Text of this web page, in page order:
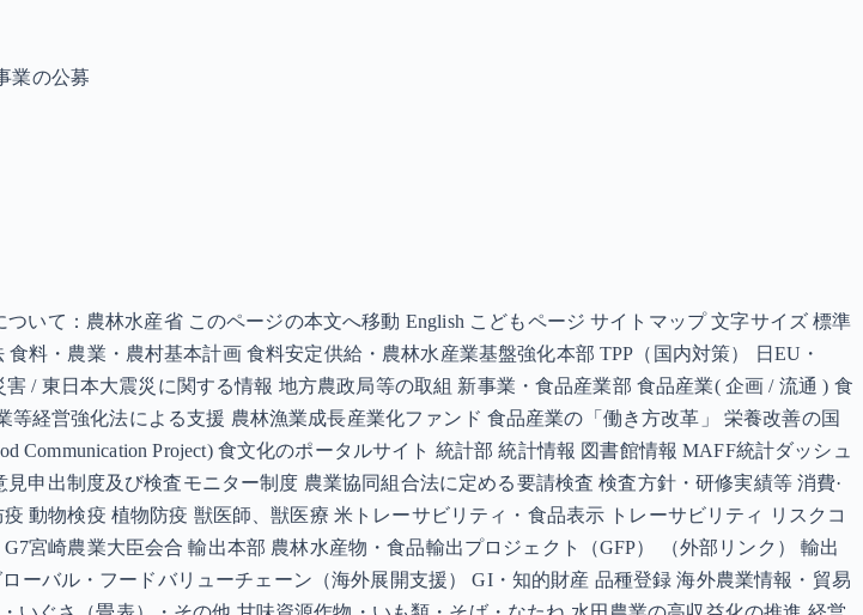
業の公募
いて：農林水産省 このページの本文へ移動 English こどもページ サイトマップ 文字サイズ 標準
料・農業・農村基本計画 食料安定供給・農林水産業基盤強化本部 TPP（国内対策） 日EU・
/ 東日本大震災に関する情報 地方農政局等の取組 新事業・食品産業部 食品産業( 企画 / 流通 ) 食
経営強化法による支援 農林漁業成長産業化ファンド 食品産業の「働き方改革」 栄養改善の国
Project) 食文化のポータルサイト 統計部 統計情報 図書館情報 MAFF統計ダッシュ
申出制度及び検査モニター制度 農業協同組合法に定める要請検査 検査方針・研修実績等 消費·
動物検疫 植物防疫 獣医師、獣医療 米トレーサビリティ・食品表示 トレーサビリティ リスクコ
宮崎農業大臣会合 輸出本部 農林水産物・食品輸出プロジェクト（GFP） （外部リンク） 輸出
ーバル・フードバリューチェーン（海外展開支援） GI・知的財産 品種登録 海外農業情報・貿易